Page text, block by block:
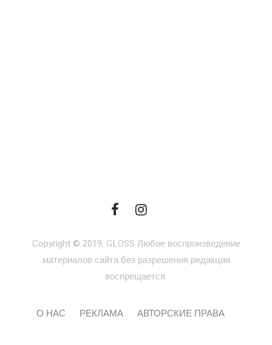
Copyright © 2019, GLOSS Любое воспроизведение
материалов сайта без разрешения редакции
воспрещается.
О НАС РЕКЛАМА АВТОРСКИЕ ПРАВА